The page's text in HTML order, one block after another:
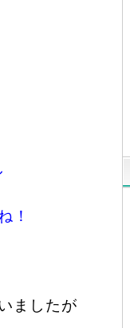
！
ましたが